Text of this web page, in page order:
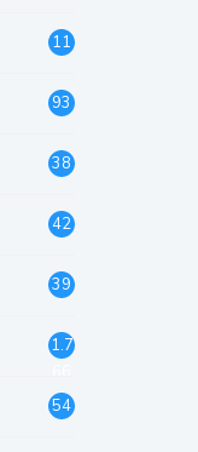
11
93
38
42
39
1.7
54